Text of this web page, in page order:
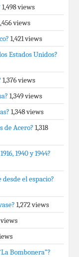
1,498 views
views
1,421 views
Estados Unidos?
1,376 views
1,349 views
1,348 views
de Acero? 1,318
1940 y 1944?
el espacio?
1,272 views
views
Bombonera”?